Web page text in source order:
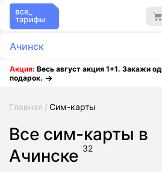
Ачинск
Акция: Весь август акция 1+1. Закажи
подарок.
Главная Сим-карты
Все сим-карты в
Ачинске 32